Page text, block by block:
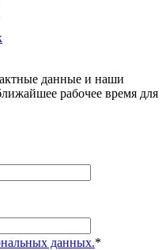
данные и наши
рабочее время для
данных.*